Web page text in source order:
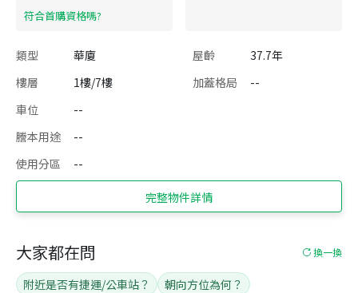
​符合首購資格嗎?
類型 華廈 屋齡
37.7年
樓層
1樓/7樓 加蓋格局
--
車位
--
謄本用途
--
使用分區
--
完整物件詳情
大家都在問 換一換
附近是否有捷運/公車站？
朝向方位為何？